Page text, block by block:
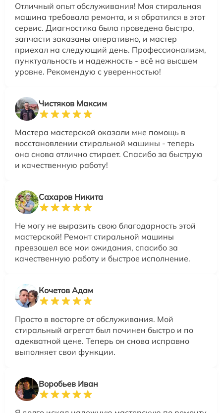
Отличный опыт обслуживания! Моя стиральная
машина требовала ремонта, и я обратился в этот
сервис. Диагностика была проведена быстро,
запчасти заказаны оперативно, и мастер
приехал на следующий день. Профессионализм,
пунктуальность и надежность - всё на высшем
уровне. Рекомендую с уверенностью!
Чистяков Максим
Мастера мастерской оказали мне помощь в
восстановлении стиральной машины - теперь
она снова отлично стирает. Спасибо за быструю
и качественную работу!
Сахаров Никита
Не могу не выразить свою благодарность этой
мастерской! Ремонт стиральной машины
превзошел все мои ожидания, спасибо за
качественную работу и быстрое исполнение.
Кочетов Адам
Просто в восторге от обслуживания. Мой
стиральный агрегат был починен быстро и по
адекватной цене. Теперь он снова исправно
выполняет свои функции.
Воробьев Иван